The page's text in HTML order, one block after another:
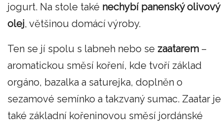
jogurt. Na stole také nechybí panenský olivový
olej, většinou domácí výroby.
Ten se jí spolu s labneh nebo se zaatarem –
aromatickou směsí koření, kde tvoří základ
orgáno, bazalka a saturejka, doplněn o
sezamové semínko a takzvaný sumac. Zaatar je
také základní kořeninovou směsí jordánské